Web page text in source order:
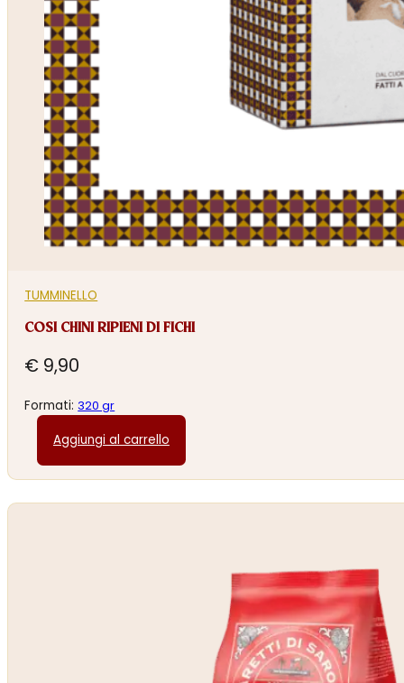
TUMMINELLO
COSI CHINI RIPIENI DI FICHI
€ 9,90
Formati:320 gr
Aggiungi al carrello